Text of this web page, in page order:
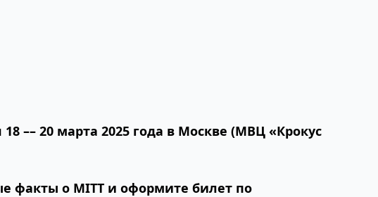
–– 20 марта 2025 года в Москве (МВЦ «Крокус
факты о MITT и оформите билет по